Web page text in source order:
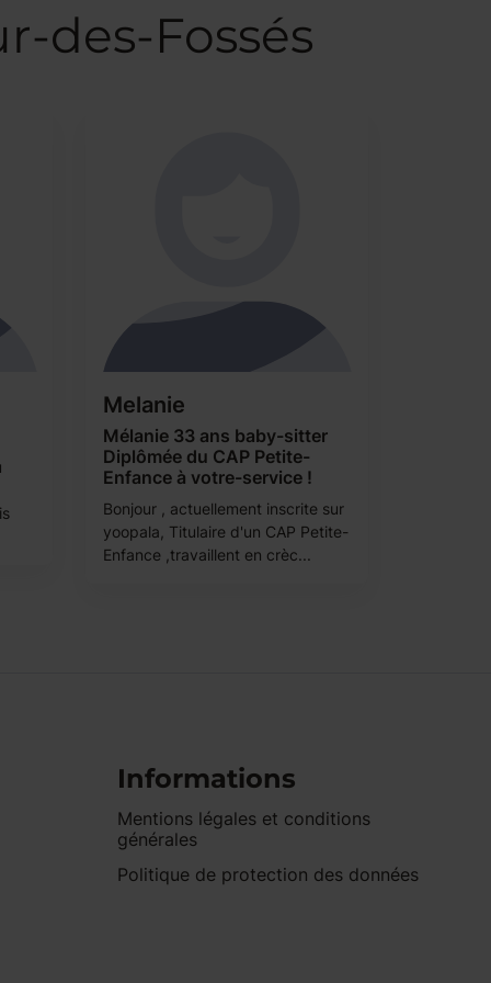
des-Fossés
Melanie
Mélanie 33 ans baby-sitter
Diplômée du CAP Petite-
Enfance à votre-service !
Bonjour , actuellement inscrite sur
yoopala, Titulaire d'un CAP Petite-
Enfance ,travaillent en crèc...
Informations
Mentions légales et conditions
générales
Politique de protection des données